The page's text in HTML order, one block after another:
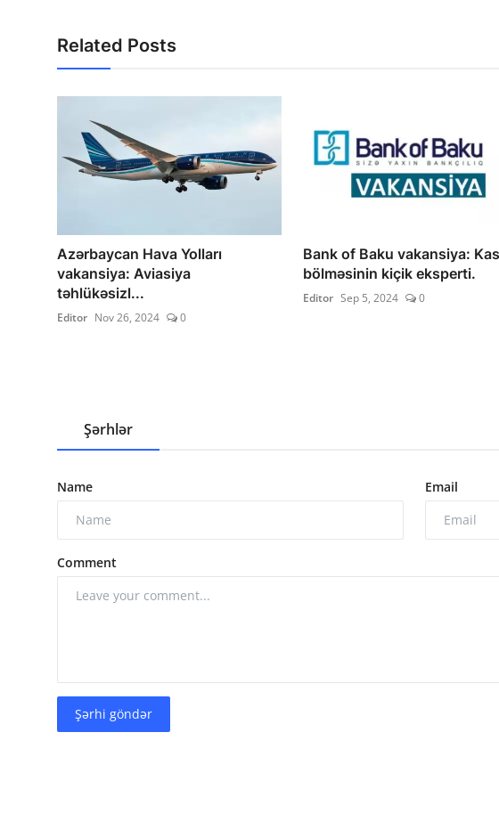
Related Posts
Azərbaycan Hava Yolları
vakansiya: Aviasiya
təhlükəsizl...
Editor Nov 26, 2024 0
Bank of Baku vakansiya:
bölməsinin kiçik eksperti.
Editor Sep 5, 2024 0
Şərhlər
Name Email
Comment
Şərhi göndər